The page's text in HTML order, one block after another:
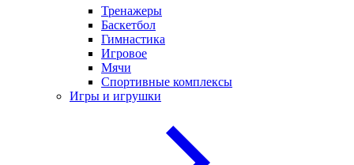
Тренажеры
Баскетбол
Гимнастика
Игровое
Мячи
Спортивные комплексы
Игры и игрушки